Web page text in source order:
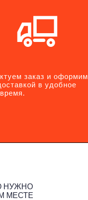
заказ и оформим
в удобное
заказ и оформим
в удобное
НУЖНО
МЕСТЕ